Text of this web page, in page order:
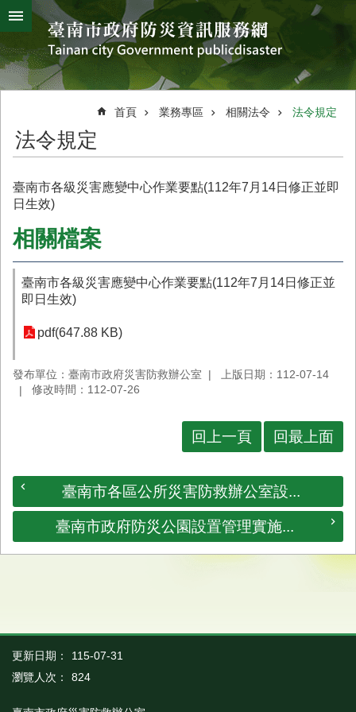
跳到主要內容區塊
搜
尋
進
階
搜
熱
字
颱
風
災
害
救
辦
室
簡
介
災
新
業
務
民
服
務
網
首
頁
市
首頁 業務專區 相關法令 法令規定
法令規定
臺南市各級災害應變中心作業要點(112年7月14日修正並即
日生效)
相關檔案
臺南市各級災害應變中心作業要點(112年7月14日修正並
即日生效)
pdf(647.88 KB)
發布單位：臺南市政府災害防救辦公室
上版日期：112-07-14
修改時間：112-07-26
回上一頁 回最上面
臺南市各區公所災害防救辦公室設...
臺南市政府防災公園設置管理實施...
更新日期：
115-07-31
瀏覽人次：
824